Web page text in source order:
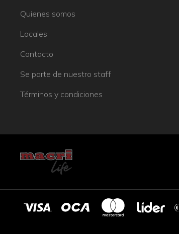
Quienes somos
Locales
Contacto
Se parte de nuestro staff
Términos y condiciones